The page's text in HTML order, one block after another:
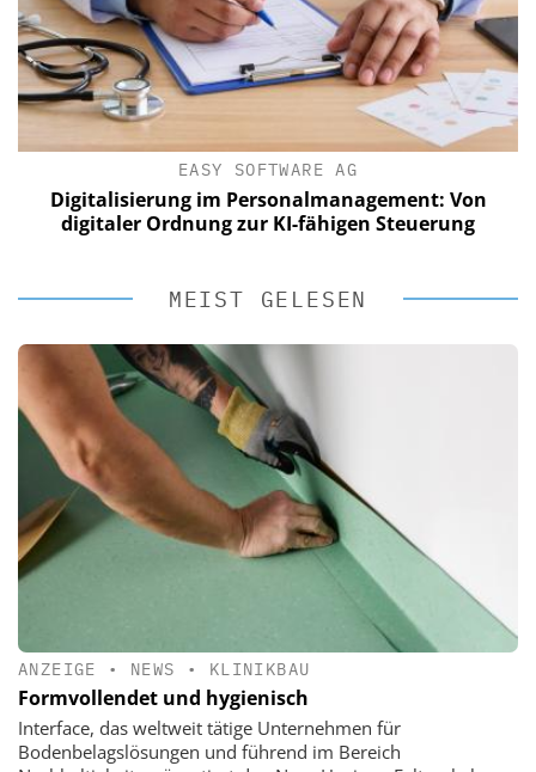
EASY SOFTWARE AG
Digitalisierung im Personalmanagement: Von
digitaler Ordnung zur KI-fähigen Steuerung
MEIST GELESEN
ANZEIGE • NEWS • KLINIKBAU
Formvollendet und hygienisch
Interface, das weltweit tätige Unternehmen für
Bodenbelagslösungen und führend im Bereich